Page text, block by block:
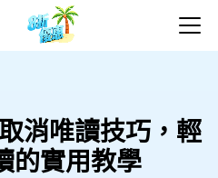
消唯讀技巧，輕
的實用教學